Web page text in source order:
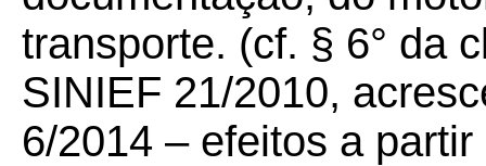
transporte. (cf. § 6° da
SINIEF 21/2010,
6/2014 – efeitos a